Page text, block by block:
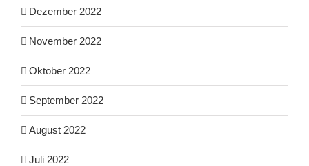
Dezember 2022
November 2022
Oktober 2022
September 2022
August 2022
Juli 2022